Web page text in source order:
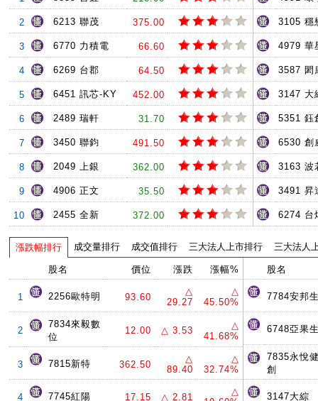
2 6213 聯茂 375.00
3 6770 力積電 66.60
4 6269 台郡 64.50
5 6451 訊芯-KY 452.00
6 2489 瑞軒 31.70
7 3450 聯鈞 491.50
8 2049 上銀 362.00
9 4906 正文 35.50
10 2455 全新 372.00
3105 穩
4979 華
3587 閎
3147 大
5351 鈺
6530 創
3163 波
3491 昇
6274 台
漲跌幅排行 成交量排行 成交值排行 三大法人上市排行 三大法人
股名 價位 漲跌 漲幅%
1 2256歐特明 93.60
△
29.27
△
45.50%
2
7834來毅數
位
12.00 △ 3.53
△
41.68%
3 7815新特 362.50
△
89.40
△
32.74%
4 7745紅陽 17.15 △ 2.81
△
股名
7784安邦
6748亞果
7835永悅
創
3147大綜